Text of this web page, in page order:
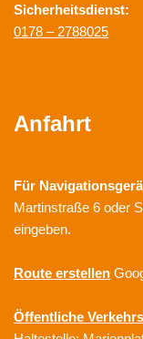
Sicherheitsdienst:
0178 – 2788025
Anfahrt
Für
Martinstraße 6 oder
eingeben.
Route erstellen
Öffentliche